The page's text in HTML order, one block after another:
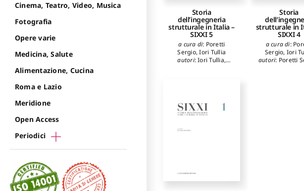
Storia
dell’ingegneria
strutturale in Italia –
SIXXI 5
a cura di: Poretti
Sergio,Iori Tullia
autori:Iori Tullia,
Storia
strutturale in
SIXXI 4
a cura di:
Sergio, Iori
autori: Poretti
Cinema, Teatro, Video, Musica
Fotografia
Opere varie
Medicina, Salute
Alimentazione, Cucina
Roma e Lazio
Meridione
Open Access
Periodici